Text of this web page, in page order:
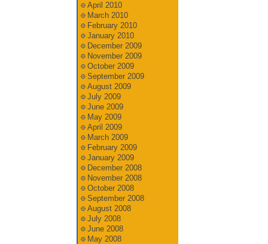
April 2010
March 2010
February 2010
January 2010
December 2009
November 2009
October 2009
September 2009
August 2009
July 2009
June 2009
May 2009
April 2009
March 2009
February 2009
January 2009
December 2008
November 2008
October 2008
September 2008
August 2008
July 2008
June 2008
May 2008